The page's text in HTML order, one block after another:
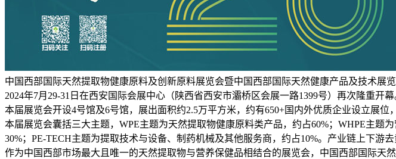
中国西部国际天然提取物健康原料及创新原料展览会暨中国西部国际天然健康产品及技术展
2024年7月29-31日在西安国际会展中心（陕西省西安市灞桥区会展一路1399号）再次隆重开幕
本届展览会开设4号馆及6号馆，展出面积约2.5万平方米，约有650+国内外优质企业设立展位
本届展览会囊括三大主题，WPE主题为天然提取物健康原料类产品，约占60%；WHPE主
30%；PE-TECH主题为提取技术与设备、制药机械及其他服务商，约占10%。产业链上下游
作为中国西部市场最大且唯一的天然提取物与营养保健品相结合的展览会，中国西部国际天